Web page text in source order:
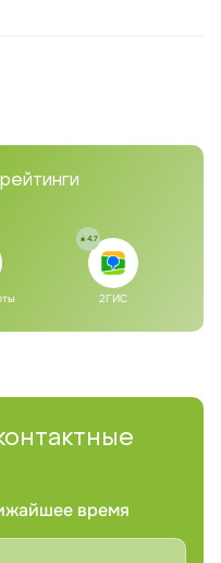
4.7
2ГИС
время